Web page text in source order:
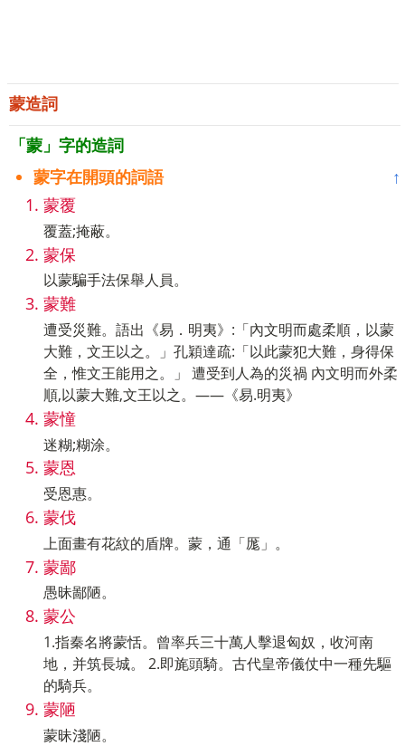
蒙造詞
「蒙」字的造詞
蒙字在開頭的詞語
↑
蒙覆
覆蓋;掩蔽。
蒙保
以蒙騙手法保舉人員。
蒙難
遭受災難。語出《易．明夷》:「內文明而處柔順，以蒙
大難，文王以之。」孔穎達疏:「以此蒙犯大難，身得保
全，惟文王能用之。」 遭受到人為的災禍 內文明而外柔
順,以蒙大難,文王以之。——《易.明夷》
蒙憧
迷糊;糊涂。
蒙恩
受恩惠。
蒙伐
上面畫有花紋的盾牌。蒙，通「厖」。
蒙鄙
愚昧鄙陋。
蒙公
1.指秦名將蒙恬。曾率兵三十萬人擊退匈奴，收河南
地，并筑長城。 2.即旄頭騎。古代皇帝儀仗中一種先驅
的騎兵。
蒙陋
蒙昧淺陋。